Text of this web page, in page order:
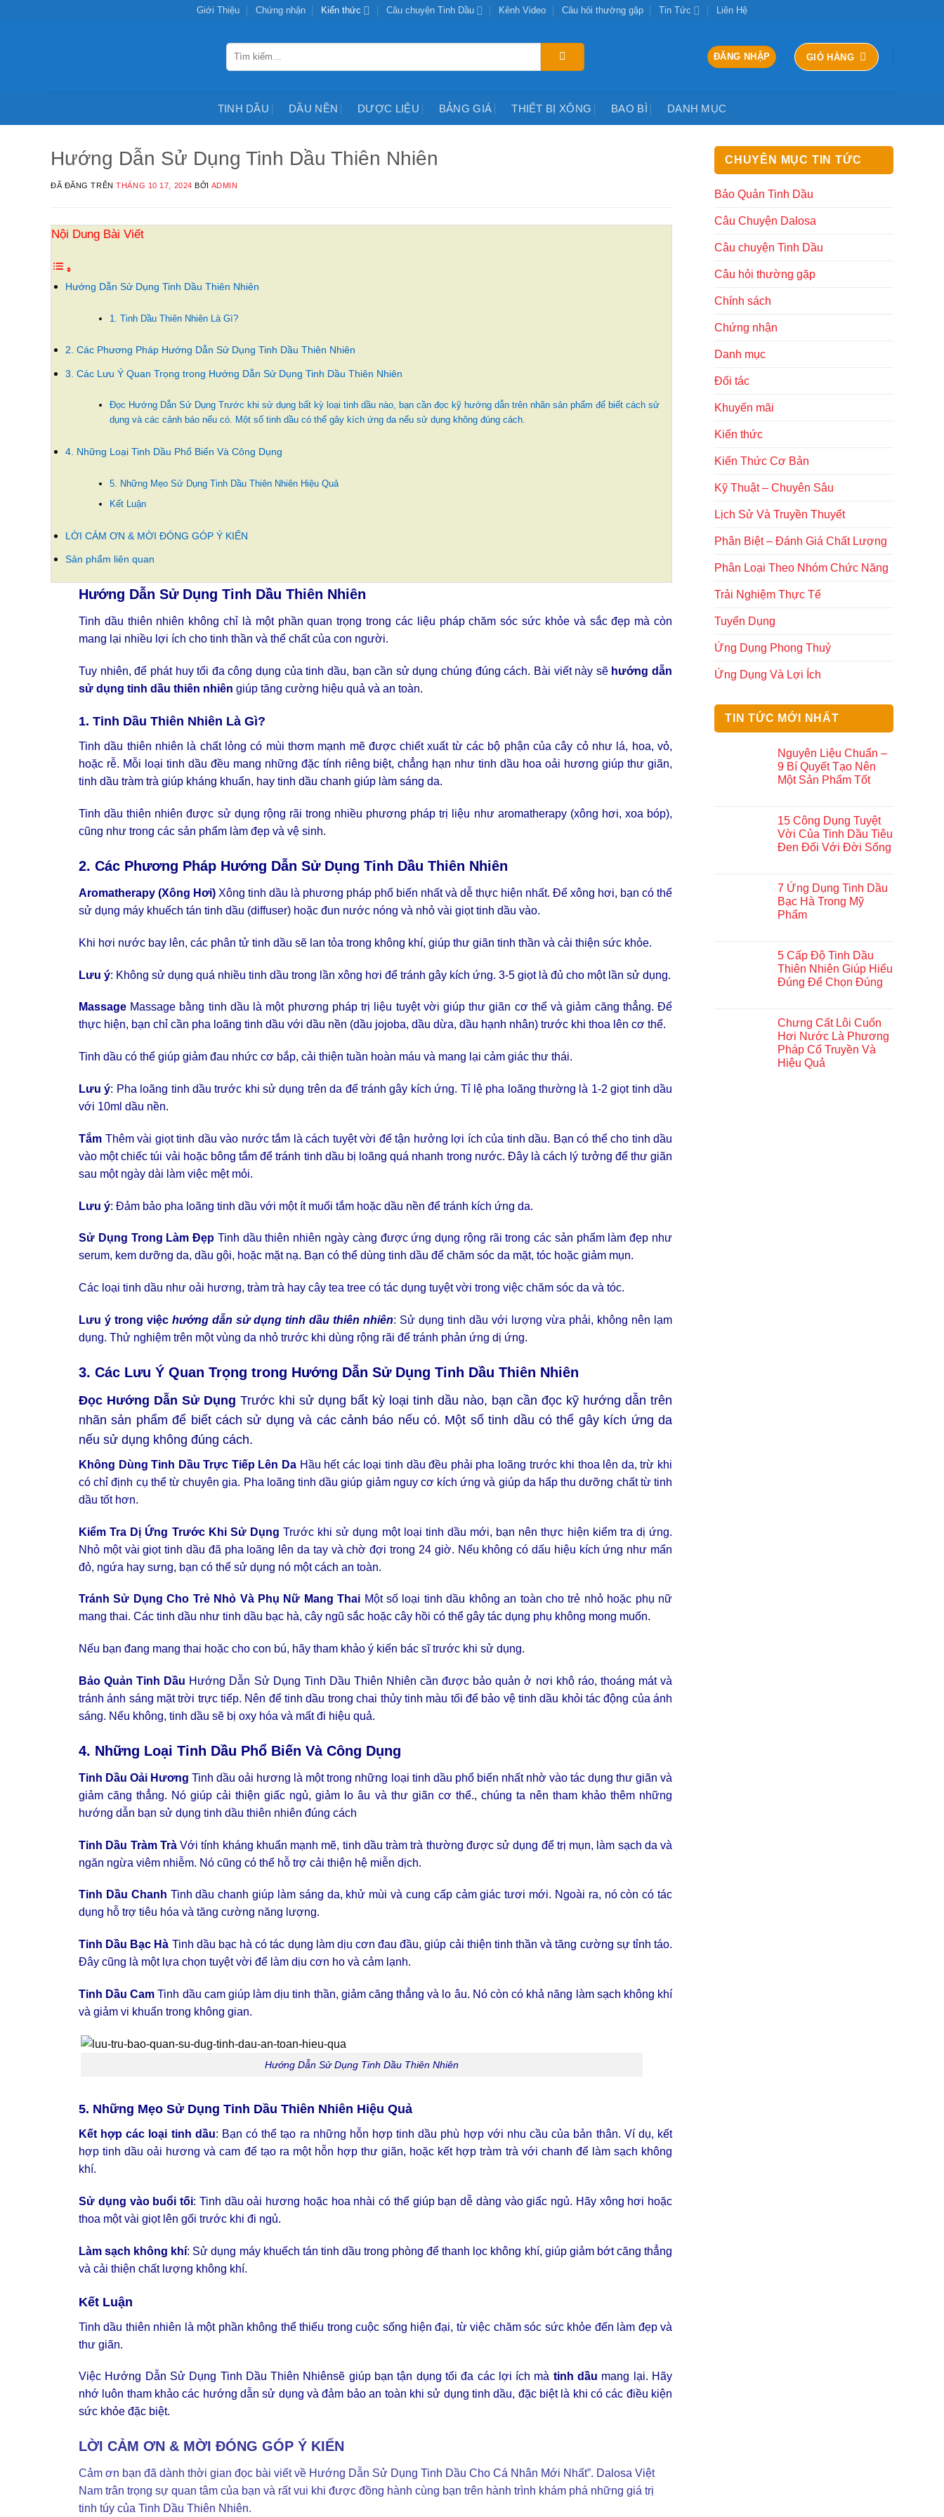
Giới Thiệu Chứng nhận Kiến thức Câu chuyện Tinh Dầu Kênh Video Câu hỏi thường gặp Tin Tức Liên Hệ
Tìm
kiếm:
ĐĂNG NHẬP GIỎ HÀNG
TINH DẦU DẦU NỀN DƯỢC LIỆU BẢNG GIÁ THIẾT BỊ XÔNG BAO BÌ DANH MỤC
Hướng Dẫn Sử Dụng Tinh Dầu Thiên Nhiên
ĐÃ ĐĂNG TRÊNTHÁNG 10 17, 2024 BỞI ADMIN
Nội Dung Bài Viết
Hướng Dẫn Sử Dụng Tinh Dầu Thiên Nhiên
1. Tinh Dầu Thiên Nhiên Là Gì?
2. Các Phương Pháp Hướng Dẫn Sử Dụng Tinh Dầu Thiên Nhiên
3. Các Lưu Ý Quan Trọng trong Hướng Dẫn Sử Dụng Tinh Dầu Thiên Nhiên
Đọc Hướng Dẫn Sử Dụng Trước khi sử dụng bất kỳ loại tinh dầu nào, bạn cần đọc kỹ hướng dẫn trên nhãn sản phẩm để biết cách sử
dụng và các cảnh báo nếu có. Một số tinh dầu có thể gây kích ứng da nếu sử dụng không đúng cách.
4. Những Loại Tinh Dầu Phổ Biến Và Công Dụng
5. Những Mẹo Sử Dụng Tinh Dầu Thiên Nhiên Hiệu Quả
Kết Luận
LỜI CẢM ƠN & MỜI ĐÓNG GÓP Ý KIẾN
Sản phẩm liên quan
Hướng Dẫn Sử Dụng Tinh Dầu Thiên Nhiên
Tinh dầu thiên nhiên không chỉ là một phần quan trọng trong các liệu pháp chăm sóc sức khỏe và sắc đẹp mà còn
mang lại nhiều lợi ích cho tinh thần và thể chất của con người.
Tuy nhiên, để phát huy tối đa công dụng của tinh dầu, bạn cần sử dụng chúng đúng cách. Bài viết này sẽ hướng dẫn
sử dụng tinh dầu thiên nhiên giúp tăng cường hiệu quả và an toàn.
1. Tinh Dầu Thiên Nhiên Là Gì?
Tinh dầu thiên nhiên là chất lỏng có mùi thơm mạnh mẽ được chiết xuất từ các bộ phận của cây cỏ như lá, hoa, vỏ,
hoặc rễ. Mỗi loại tinh dầu đều mang những đặc tính riêng biệt, chẳng hạn như tinh dầu hoa oải hương giúp thư giãn,
tinh dầu tràm trà giúp kháng khuẩn, hay tinh dầu chanh giúp làm sáng da.
Tinh dầu thiên nhiên được sử dụng rộng rãi trong nhiều phương pháp trị liệu như aromatherapy (xông hơi, xoa bóp),
cũng như trong các sản phẩm làm đẹp và vệ sinh.
2. Các Phương Pháp Hướng Dẫn Sử Dụng Tinh Dầu Thiên Nhiên
Aromatherapy (Xông Hơi) Xông tinh dầu là phương pháp phổ biến nhất và dễ thực hiện nhất. Để xông hơi, bạn có thể
sử dụng máy khuếch tán tinh dầu (diffuser) hoặc đun nước nóng và nhỏ vài giọt tinh dầu vào.
Khi hơi nước bay lên, các phân tử tinh dầu sẽ lan tỏa trong không khí, giúp thư giãn tinh thần và cải thiện sức khỏe.
Lưu ý: Không sử dụng quá nhiều tinh dầu trong lần xông hơi để tránh gây kích ứng. 3-5 giọt là đủ cho một lần sử dụng.
Massage Massage bằng tinh dầu là một phương pháp trị liệu tuyệt vời giúp thư giãn cơ thể và giảm căng thẳng. Để
thực hiện, bạn chỉ cần pha loãng tinh dầu với dầu nền (dầu jojoba, dầu dừa, dầu hạnh nhân) trước khi thoa lên cơ thể.
Tinh dầu có thể giúp giảm đau nhức cơ bắp, cải thiện tuần hoàn máu và mang lại cảm giác thư thái.
Lưu ý: Pha loãng tinh dầu trước khi sử dụng trên da để tránh gây kích ứng. Tỉ lệ pha loãng thường là 1-2 giọt tinh dầu
với 10ml dầu nền.
Tắm Thêm vài giọt tinh dầu vào nước tắm là cách tuyệt vời để tận hưởng lợi ích của tinh dầu. Bạn có thể cho tinh dầu
vào một chiếc túi vải hoặc bông tắm để tránh tinh dầu bị loãng quá nhanh trong nước. Đây là cách lý tưởng để thư giãn
sau một ngày dài làm việc mệt mỏi.
Lưu ý: Đảm bảo pha loãng tinh dầu với một ít muối tắm hoặc dầu nền để tránh kích ứng da.
Sử Dụng Trong Làm Đẹp Tinh dầu thiên nhiên ngày càng được ứng dụng rộng rãi trong các sản phẩm làm đẹp như
serum, kem dưỡng da, dầu gội, hoặc mặt nạ. Bạn có thể dùng tinh dầu để chăm sóc da mặt, tóc hoặc giảm mụn.
Các loại tinh dầu như oải hương, tràm trà hay cây tea tree có tác dụng tuyệt vời trong việc chăm sóc da và tóc.
Lưu ý trong việc hướng dẫn sử dụng tinh dầu thiên nhiên: Sử dụng tinh dầu với lượng vừa phải, không nên lạm
dụng. Thử nghiệm trên một vùng da nhỏ trước khi dùng rộng rãi để tránh phản ứng dị ứng.
3. Các Lưu Ý Quan Trọng trong Hướng Dẫn Sử Dụng Tinh Dầu Thiên Nhiên
Đọc Hướng Dẫn Sử Dụng Trước khi sử dụng bất kỳ loại tinh dầu nào, bạn cần đọc kỹ hướng dẫn trên
nhãn sản phẩm để biết cách sử dụng và các cảnh báo nếu có. Một số tinh dầu có thể gây kích ứng da
nếu sử dụng không đúng cách.
Không Dùng Tinh Dầu Trực Tiếp Lên Da Hầu hết các loại tinh dầu đều phải pha loãng trước khi thoa lên da, trừ khi
có chỉ định cụ thể từ chuyên gia. Pha loãng tinh dầu giúp giảm nguy cơ kích ứng và giúp da hấp thu dưỡng chất từ tinh
dầu tốt hơn.
Kiểm Tra Dị Ứng Trước Khi Sử Dụng Trước khi sử dụng một loại tinh dầu mới, bạn nên thực hiện kiểm tra dị ứng.
Nhỏ một vài giọt tinh dầu đã pha loãng lên da tay và chờ đợi trong 24 giờ. Nếu không có dấu hiệu kích ứng như mẩn
đỏ, ngứa hay sưng, bạn có thể sử dụng nó một cách an toàn.
Tránh Sử Dụng Cho Trẻ Nhỏ Và Phụ Nữ Mang Thai Một số loại tinh dầu không an toàn cho trẻ nhỏ hoặc phụ nữ
mang thai. Các tinh dầu như tinh dầu bạc hà, cây ngũ sắc hoặc cây hồi có thể gây tác dụng phụ không mong muốn.
Nếu bạn đang mang thai hoặc cho con bú, hãy tham khảo ý kiến bác sĩ trước khi sử dụng.
Bảo Quản Tinh Dầu Hướng Dẫn Sử Dụng Tinh Dầu Thiên Nhiên cần được bảo quản ở nơi khô ráo, thoáng mát và
tránh ánh sáng mặt trời trực tiếp. Nên để tinh dầu trong chai thủy tinh màu tối để bảo vệ tinh dầu khỏi tác động của ánh
sáng. Nếu không, tinh dầu sẽ bị oxy hóa và mất đi hiệu quả.
4. Những Loại Tinh Dầu Phổ Biến Và Công Dụng
Tinh Dầu Oải Hương Tinh dầu oải hương là một trong những loại tinh dầu phổ biến nhất nhờ vào tác dụng thư giãn và
giảm căng thẳng. Nó giúp cải thiện giấc ngủ, giảm lo âu và thư giãn cơ thể., chúng ta nên tham khảo thêm những
hướng dẫn bạn sử dụng tinh dầu thiên nhiên đúng cách
Tinh Dầu Tràm TràVới tính kháng khuẩn mạnh mẽ, tinh dầu tràm trà thường được sử dụng để trị mụn, làm sạch da và
ngăn ngừa viêm nhiễm. Nó cũng có thể hỗ trợ cải thiện hệ miễn dịch.
Tinh Dầu Chanh Tinh dầu chanh giúp làm sáng da, khử mùi và cung cấp cảm giác tươi mới. Ngoài ra, nó còn có tác
dụng hỗ trợ tiêu hóa và tăng cường năng lượng.
Tinh Dầu Bạc Hà Tinh dầu bạc hà có tác dụng làm dịu cơn đau đầu, giúp cải thiện tinh thần và tăng cường sự tỉnh táo.
Đây cũng là một lựa chọn tuyệt vời để làm dịu cơn ho và cảm lạnh.
Tinh Dầu Cam Tinh dầu cam giúp làm dịu tinh thần, giảm căng thẳng và lo âu. Nó còn có khả năng làm sạch không khí
và giảm vi khuẩn trong không gian.
Hướng Dẫn Sử Dụng Tinh Dầu Thiên Nhiên
5. Những Mẹo Sử Dụng Tinh Dầu Thiên Nhiên Hiệu Quả
Kết hợp các loại tinh dầu: Bạn có thể tạo ra những hỗn hợp tinh dầu phù hợp với nhu cầu của bản thân. Ví dụ, kết
hợp tinh dầu oải hương và cam để tạo ra một hỗn hợp thư giãn, hoặc kết hợp tràm trà với chanh để làm sạch không
khí.
Sử dụng vào buổi tối: Tinh dầu oải hương hoặc hoa nhài có thể giúp bạn dễ dàng vào giấc ngủ. Hãy xông hơi hoặc
thoa một vài giọt lên gối trước khi đi ngủ.
Làm sạch không khí: Sử dụng máy khuếch tán tinh dầu trong phòng để thanh lọc không khí, giúp giảm bớt căng thẳng
và cải thiện chất lượng không khí.
Kết Luận
Tinh dầu thiên nhiên là một phần không thể thiếu trong cuộc sống hiện đại, từ việc chăm sóc sức khỏe đến làm đẹp và
thư giãn.
Việc Hướng Dẫn Sử Dụng Tinh Dầu Thiên Nhiênsẽ giúp bạn tận dụng tối đa các lợi ích mà tinh dầu mang lại. Hãy
nhớ luôn tham khảo các hướng dẫn sử dụng và đảm bảo an toàn khi sử dụng tinh dầu, đặc biệt là khi có các điều kiện
sức khỏe đặc biệt.
LỜI CẢM ƠN & MỜI ĐÓNG GÓP Ý KIẾN
Cảm ơn bạn đã dành thời gian đọc bài viết về Hướng Dẫn Sử Dụng Tinh Dầu Cho Cá Nhân Mới Nhất”. Dalosa Việt
Nam trân trọng sự quan tâm của bạn và rất vui khi được đồng hành cùng bạn trên hành trình khám phá những giá trị
tinh túy của Tinh Dầu Thiên Nhiên.
CHUYÊN MỤC TIN TỨC
Bảo Quản Tinh Dầu
Câu Chuyện Dalosa
Câu chuyện Tinh Dầu
Câu hỏi thường gặp
Chính sách
Chứng nhận
Danh mục
Đối tác
Khuyến mãi
Kiến thức
Kiến Thức Cơ Bản
Kỹ Thuật – Chuyên Sâu
Lịch Sử Và Truyền Thuyết
Phân Biệt – Đánh Giá Chất Lượng
Phân Loại Theo Nhóm Chức Năng
Trải Nghiệm Thực Tế
Tuyển Dụng
Ứng Dụng Phong Thuỷ
Ứng Dụng Và Lợi Ích
TIN TỨC MỚI NHẤT
Nguyên Liệu Chuẩn –
9 Bí Quyết Tạo Nên
Một Sản Phẩm Tốt
15 Công Dụng Tuyệt
Vời Của Tinh Dầu Tiêu
Đen Đối Với Đời Sống
7 Ứng Dụng Tinh Dầu
Bạc Hà Trong Mỹ
Phẩm
5 Cấp Độ Tinh Dầu
Thiên Nhiên Giúp Hiểu
Đúng Để Chọn Đúng
Chưng Cất Lôi Cuốn
Hơi Nước Là Phương
Pháp Cổ Truyền Và
Hiệu Quả